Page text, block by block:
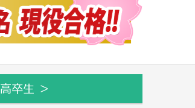
高卒生 ＞